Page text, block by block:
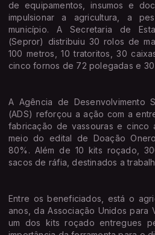
de equipamentos, insumos e
impulsionar a agricultura, a
município. A Secretaria de
(Sepror) distribuiu 30 rolos de
100 metros, 10 tratoritos, 30
cinco fornos de 72 polegadas e
A Agência de Desenvolvimento
(ADS) reforçou a ação com a
fabricação de vassouras e cinco
meio do edital de Doação
80%. Além de 10 kits roçado,
sacos de ráfia, destinados a
Entre os beneficiados, está o
anos, da Associação Unidos para
um dos kits roçado entregues